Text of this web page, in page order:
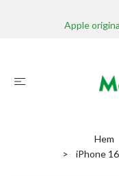
Apple
Hem
iPhone